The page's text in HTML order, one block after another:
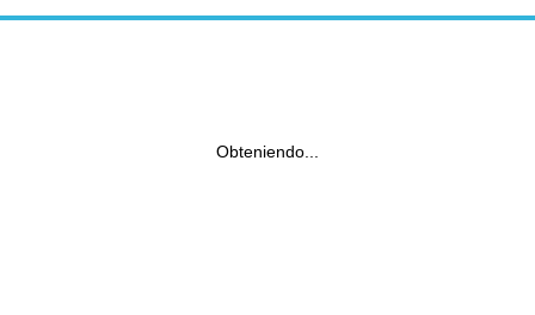
Obteniendo...